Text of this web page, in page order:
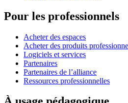
Pour les professionnels
Acheter des espaces
Acheter des produits
Logiciels et services
Partenaires
Partenaires de l’alliance
Ressources professionnelles